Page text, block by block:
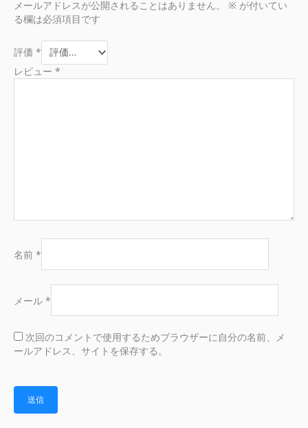
メールアドレスが公開されることはありません。 ※ が付いてい
る欄は必須項目です
評価 *
レビュー *
名前 *
メール *
次回のコメントで使用するためブラウザーに自分の名前、メ
ールアドレス、サイトを保存する。